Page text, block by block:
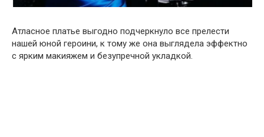
Атласное платье выгодно подчеркнуло все прелести
нашей юной героини, к тому же она выглядела эффектно
с ярким макияжем и безупречной укладкой.